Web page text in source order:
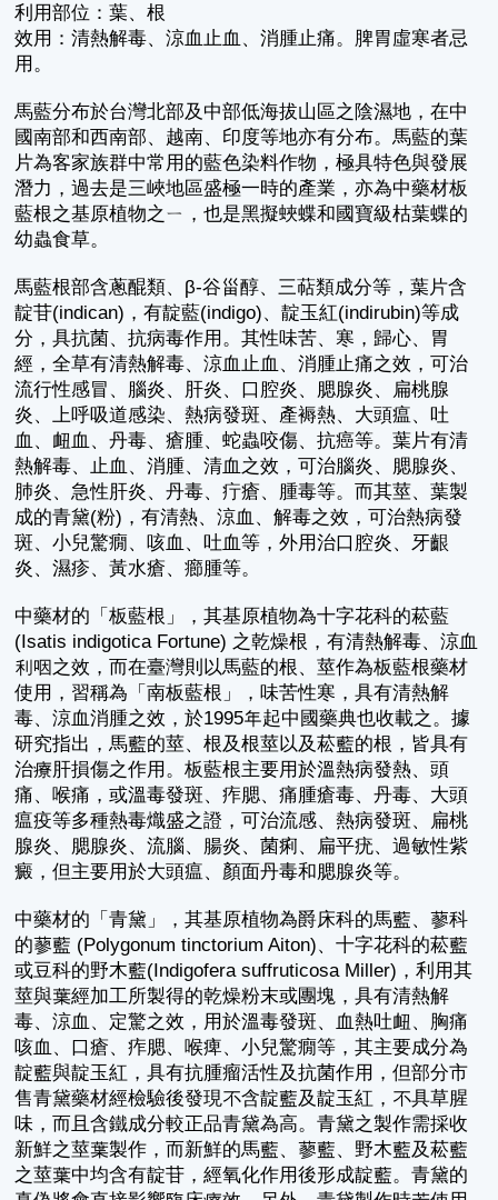
利用部位：葉、根
效用：清熱解毒、涼血止血、消腫止痛。脾胃虛寒者忌
用。
馬藍分布於台灣北部及中部低海拔山區之陰濕地，在中
國南部和西南部、越南、印度等地亦有分布。馬藍的葉
片為客家族群中常用的藍色染料作物，極具特色與發展
潛力，過去是三峽地區盛極一時的產業，亦為中藥材板
藍根之基原植物之ㄧ，也是黑擬蛺蝶和國寶級枯葉蝶的
幼蟲食草。
馬藍根部含蔥醌類、β-谷甾醇、三萜類成分等，葉片含
靛苷(indican)，有靛藍(indigo)、靛玉紅(indirubin)等成
分，具抗菌、抗病毒作用。其性味苦、寒，歸心、胃
經，全草有清熱解毒、涼血止血、消腫止痛之效，可治
流行性感冒、腦炎、肝炎、口腔炎、腮腺炎、扁桃腺
炎、上呼吸道感染、熱病發斑、產褥熱、大頭瘟、吐
血、衄血、丹毒、瘡腫、蛇蟲咬傷、抗癌等。葉片有清
熱解毒、止血、消腫、清血之效，可治腦炎、腮腺炎、
肺炎、急性肝炎、丹毒、疔瘡、腫毒等。而其莖、葉製
成的青黛(粉)，有清熱、涼血、解毒之效，可治熱病發
斑、小兒驚癇、咳血、吐血等，外用治口腔炎、牙齦
炎、濕疹、黃水瘡、癤腫等。
中藥材的「板藍根」，其基原植物為十字花科的菘藍
(Isatis indigotica Fortune) 之乾燥根，有清熱解毒、涼血
利咽之效，而在臺灣則以馬藍的根、莖作為板藍根藥材
使用，習稱為「南板藍根」，味苦性寒，具有清熱解
毒、涼血消腫之效，於1995年起中國藥典也收載之。據
研究指出，馬藍的莖、根及根莖以及菘藍的根，皆具有
治療肝損傷之作用。板藍根主要用於溫熱病發熱、頭
痛、喉痛，或溫毒發斑、痄腮、痛腫瘡毒、丹毒、大頭
瘟疫等多種熱毒熾盛之證，可治流感、熱病發斑、扁桃
腺炎、腮腺炎、流腦、腸炎、菌痢、扁平疣、過敏性紫
癜，但主要用於大頭瘟、顏面丹毒和腮腺炎等。
中藥材的「青黛」，其基原植物為爵床科的馬藍、蓼科
的蓼藍 (Polygonum tinctorium Aiton)、十字花科的菘藍
或豆科的野木藍(Indigofera suffruticosa Miller)，利用其
莖與葉經加工所製得的乾燥粉末或團塊，具有清熱解
毒、涼血、定驚之效，用於溫毒發斑、血熱吐衄、胸痛
咳血、口瘡、痄腮、喉痺、小兒驚癇等，其主要成分為
靛藍與靛玉紅，具有抗腫瘤活性及抗菌作用，但部分市
售青黛藥材經檢驗後發現不含靛藍及靛玉紅，不具草腥
味，而且含鐵成分較正品青黛為高。青黛之製作需採收
新鮮之莖葉製作，而新鮮的馬藍、蓼藍、野木藍及菘藍
之莖葉中均含有靛苷，經氧化作用後形成靛藍。青黛的